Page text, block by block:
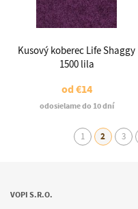
Kusový koberec Life Shaggy
1500 lila
od€14
odosielame do 10 dní
1 2 3
VOPI S.R.O.